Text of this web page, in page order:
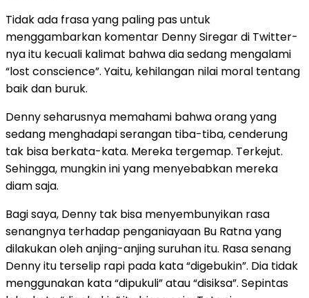
Tidak ada frasa yang paling pas untuk
menggambarkan komentar Denny Siregar di Twitter-
nya itu kecuali kalimat bahwa dia sedang mengalami
“lost conscience”. Yaitu, kehilangan nilai moral tentang
baik dan buruk.
Denny seharusnya memahami bahwa orang yang
sedang menghadapi serangan tiba-tiba, cenderung
tak bisa berkata-kata. Mereka tergemap. Terkejut.
Sehingga, mungkin ini yang menyebabkan mereka
diam saja.
Bagi saya, Denny tak bisa menyembunyikan rasa
senangnya terhadap penganiayaan Bu Ratna yang
dilakukan oleh anjing-anjing suruhan itu. Rasa senang
Denny itu terselip rapi pada kata “digebukin”. Dia tidak
menggunakan kata “dipukuli” atau “disiksa”. Sepintas